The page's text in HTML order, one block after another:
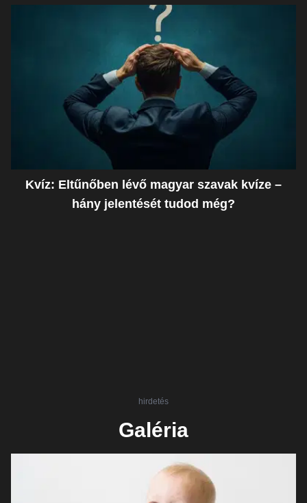
Kvíz: Eltűnőben lévő magyar szavak kvíze –
hány jelentését tudod még?
hirdetés
Galéria